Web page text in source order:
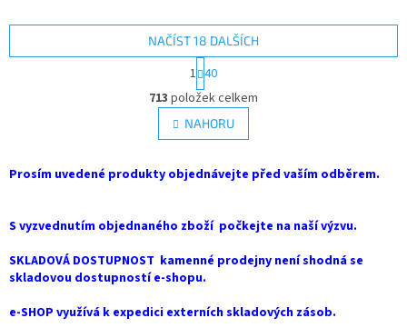
O
v
l
á
a
p
v
k
v
NAČÍST 18 DALŠÍCH
S
t
r
á
n
k
v
í
1 40
713 položek celkem
NAHORU
Prosím uvedené produkty objednávejte před vaším odběrem.
S vyzvednutím objednaného zboží počkejte na naší výzvu.
SKLADOVÁ DOSTUPNOST kamenné prodejny není shodná se
skladovou dostupností e-shopu.
e-SHOP využívá k expedici externích skladových zásob.